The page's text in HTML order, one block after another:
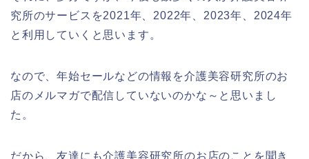
究所のサービスを2021年、2022年、2023年、2024年
と利用していくと思います。
なので、年始セールなどの情報を介護美容研究所のお
店のメルマガで配信していないのかな～と思いまし
た。
だから、友達にも介護美容研究所のお店のことを聞き